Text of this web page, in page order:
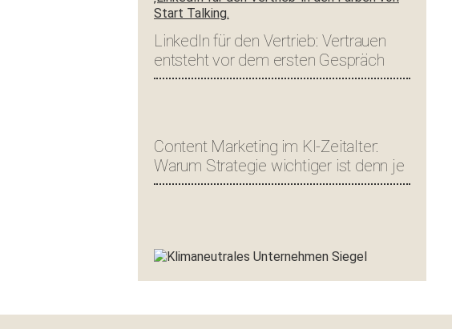
LinkedIn für den Vertrieb: Vertrauen
entsteht vor dem ersten Gespräch
Content Marketing im KI-Zeitalter:
Warum Strategie wichtiger ist denn je